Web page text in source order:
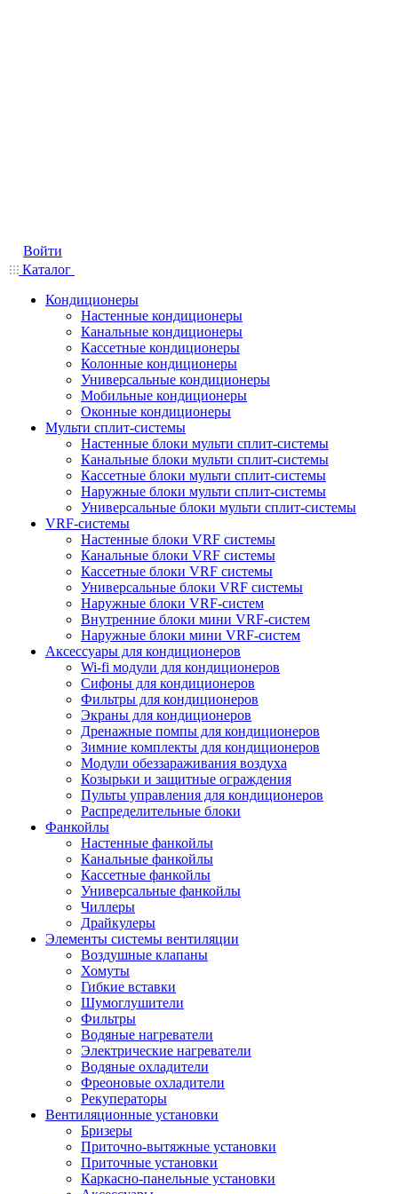
Войти
Каталог
Кондиционеры
Настенные кондиционеры
Канальные кондиционеры
Кассетные кондиционеры
Колонные кондиционеры
Универсальные кондиционеры
Мобильные кондиционеры
Оконные кондиционеры
Мульти сплит-системы
Настенные блоки мульти сплит-системы
Канальные блоки мульти сплит-системы
Кассетные блоки мульти сплит-системы
Наружные блоки мульти сплит-системы
Универсальные блоки мульти сплит-системы
VRF-системы
Настенные блоки VRF системы
Канальные блоки VRF системы
Кассетные блоки VRF системы
Универсальные блоки VRF системы
Наружные блоки VRF-систем
Внутренние блоки мини VRF-систем
Наружные блоки мини VRF-систем
Аксессуары для кондиционеров
Wi-fi модули для кондиционеров
Сифоны для кондиционеров
Фильтры для кондиционеров
Экраны для кондиционеров
Дренажные помпы для кондиционеров
Зимние комплекты для кондиционеров
Модули обеззараживания воздуха
Козырьки и защитные ограждения
Пульты управления для кондиционеров
Распределительные блоки
Фанкойлы
Настенные фанкойлы
Канальные фанкойлы
Кассетные фанкойлы
Универсальные фанкойлы
Чиллеры
Драйкулеры
Элементы системы вентиляции
Воздушные клапаны
Хомуты
Гибкие вставки
Шумоглушители
Фильтры
Водяные нагреватели
Электрические нагреватели
Водяные охладители
Фреоновые охладители
Рекуператоры
Вентиляционные установки
Бризеры
Приточно-вытяжные установки
Приточные установки
Каркасно-панельные установки